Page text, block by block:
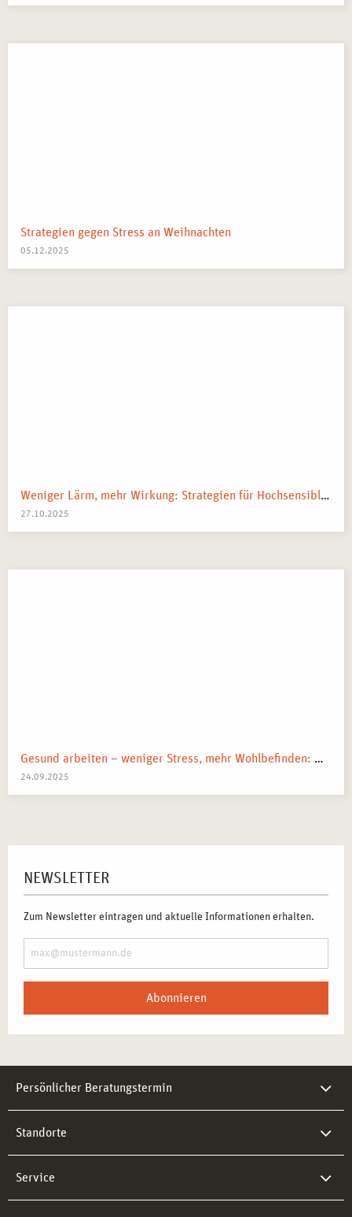
Strategien gegen Stress an Weihnachten
05.12.2025
Weniger Lärm, mehr Wirkung: Strategien für Hochsensible in Arbeit und Alltag
27.10.2025
Gesund arbeiten – weniger Stress, mehr Wohlbefinden: Wege zur mentalen Gesundheit am Arbeitsplatz
24.09.2025
NEWSLETTER
Zum Newsletter eintragen und aktuelle Informationen erhalten.
Abonnieren
Persönlicher Beratungstermin
Standorte
Service